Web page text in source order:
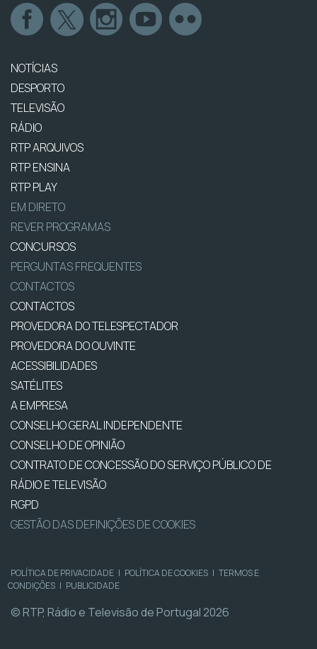
NOTÍCIAS
DESPORTO
TELEVISÃO
RÁDIO
RTP ARQUIVOS
RTP ENSINA
RTP PLAY
EM DIRETO
REVER PROGRAMAS
CONCURSOS
PERGUNTAS FREQUENTES
CONTACTOS
CONTACTOS
PROVEDORA DO TELESPECTADOR
PROVEDORA DO OUVINTE
ACESSIBILIDADES
SATÉLITES
A EMPRESA
CONSELHO GERAL INDEPENDENTE
CONSELHO DE OPINIÃO
CONTRATO DE CONCESSÃO DO SERVIÇO PÚBLICO DE
RÁDIO E TELEVISÃO
RGPD
GESTÃO DAS DEFINIÇÕES DE COOKIES
POLÍTICA DE PRIVACIDADE | POLÍTICA DE COOKIES | TERMOS E
CONDIÇÕES | PUBLICIDADE
© RTP, Rádio e Televisão de Portugal 2026